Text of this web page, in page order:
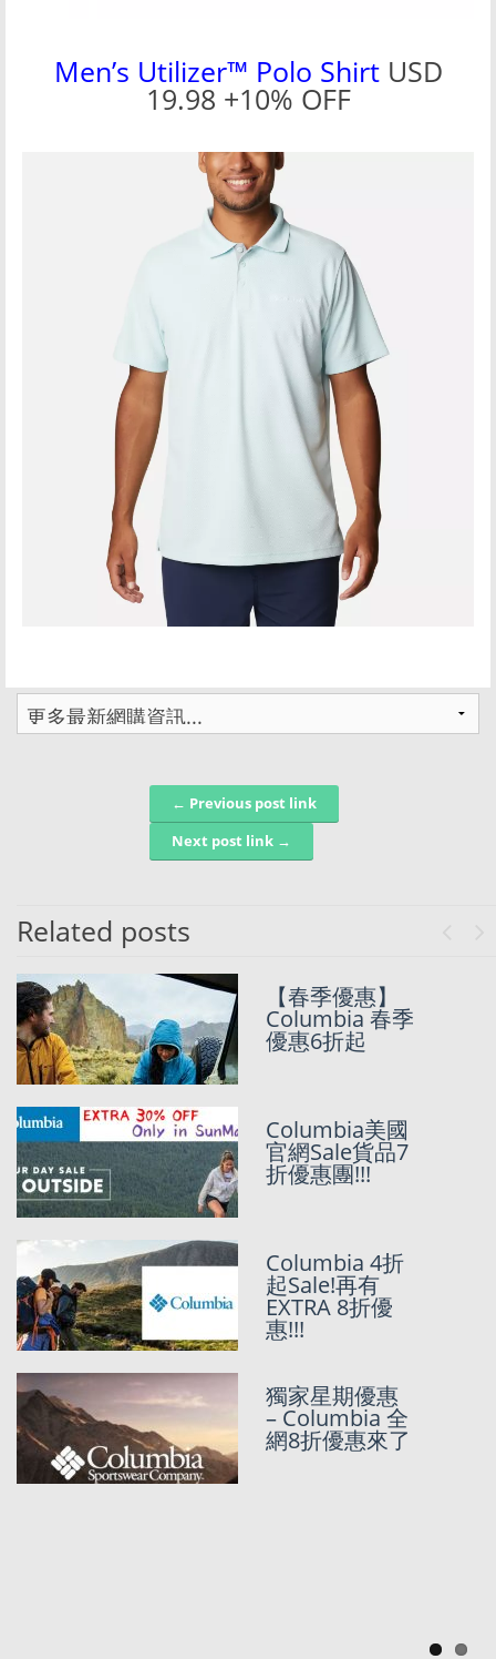
Men’s Utilizer™ Polo ShirtUSD
19.98 +10% OFF
Post navigation← Previous post link
Next post link →
Related posts
【春季優惠】
Columbia 春季
優惠6折起
Columbia美國
官網Sale貨品7
折優惠團!!!
Columbia 4折
起Sale!再有
EXTRA 8折優
惠!!!
獨家星期優惠
– Columbia 全
網8折優惠來了
Columbia 75
折 Labor
DaySale! 再加
(最後一日) 美
國大優惠日
Memorial Day
Columbia UP
TO 5折Sale!再
加SunMarket
獨家9折優惠!!!
[CYBER
MONDAY
2021大整合持